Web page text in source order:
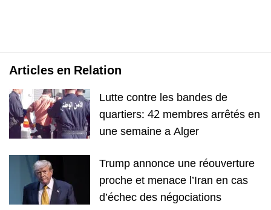
Articles en Relation
Lutte contre les bandes de
quartiers: 42 membres arrêtés en
une semaine a Alger
Trump annonce une réouverture
proche et menace l’Iran en cas
d’échec des négociations